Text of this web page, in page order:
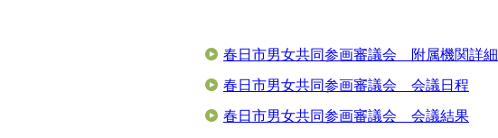
春日市男女共同参画審議会 附属機関詳細
春日市男女共同参画審議会 会議日程
春日市男女共同参画審議会 会議結果